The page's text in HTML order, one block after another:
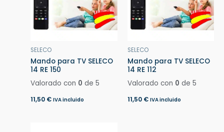
SELECO
Mando para TV SELECO
14 RE 150
Valorado con 0 de 5
11,50 € IVA incluido
SELECO
Mando para TV SELECO
14 RE 112
Valorado con 0 de 5
11,50 € IVA incluido